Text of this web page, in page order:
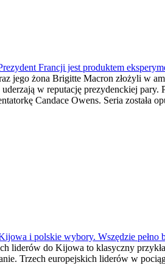
Francji jest produktem
jego żona Brigitte Macron złożyli w
w reputację prezydenckiej
Candace Owens. Seria została
i polskie wybory. Wszędzie pełno
liderów do Kijowa to klasyczny
Trzech europejskich liderów w